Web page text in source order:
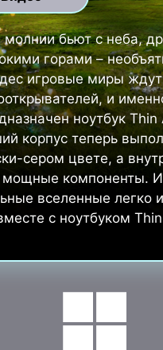
бьют с неба,
горами –
игровые миры
и
ноутбук Thin
корпус теперь
сером цвете, а
мощные компоненты.
вселенные легко
с ноутбуком